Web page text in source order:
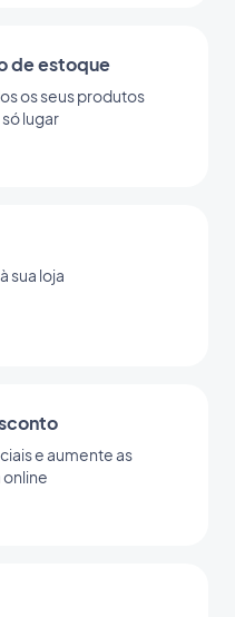
de estoque
os seus produtos
lugar
sua loja
e aumente as
online